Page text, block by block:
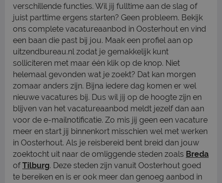
verschillende functies. Wil jij fulltime aan de slag of
juist parttime ergens starten? Geen probleem. Bekijk
ons complete vacatureaanbod in Oosterhout en vind
een baan die past bij jou. Maak een profiel aan op
uitzendbureau.nl zodat je gemakkelijk kunt
solliciteren met maar één klik op de knop. Niet
helemaal gevonden wat je zoekt? Dat kan morgen
zomaar anders zijn. Bijna iedere dag komen er wel
nieuwe vacatures bij. Dus wil jij op de hoogte zijn en
blijven van het vacatureaanbod meldt jezelf dan aan
voor de e-mailnotificatie. Zo mis jij geen een vacature
meer en start jij binnenkort misschien wel met werken
in Oosterhout. Als je reisbereid bent breid dan jouw
zoektocht uit naar de omliggende steden zoals Breda
ofTilburg. Deze steden zijn vanuit Oosterhout goed
te bereiken en is er ook meer dan genoeg aanbod in